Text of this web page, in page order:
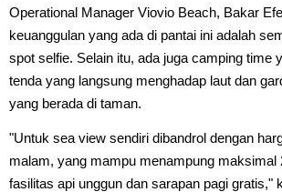
Operational Manager Viovio Beach, Bakar
keuanggulan yang ada di pantai ini adalah
spot selfie. Selain itu, ada juga camping time
tenda yang langsung menghadap laut dan
yang berada di taman.
"Untuk sea view sendiri dibandrol dengan
malam, yang mampu menampung maksimal
fasilitas api unggun dan sarapan pagi gratis,"